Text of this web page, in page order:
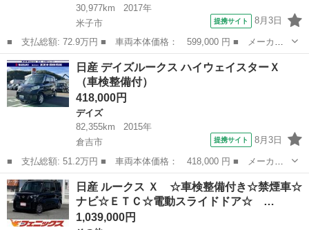
30,977km
2017年
米子市
提携サイト 8月3日
■ 支払総額: 72.9万円 ■ 車両本体価格： 599,000 円 ■ メーカー
名： 日産 ■ 車種名： ノート ■ グレード名： ｅ－パワーＸ
☆☆エマージェンシーブレーキ☆メモリーナビ☆ エマージェンシー
ブレーキ☆メ...
鳥取 米子市 ノート
日産 デイズルークス ハイウェイスターＸ
（車検整備付）
418,000円
デイズ
82,355km
2015年
倉吉市
提携サイト 8月3日
■ 支払総額: 51.2万円 ■ 車両本体価格： 418,000 円 ■ メーカー
名： 日産 ■ 車種名： デイズルークス ■ グレード名： ハイウ
ェイスターＸ ■ 排気量： 660cc ■ ドア枚数： 5D ■ ミッショ...
鳥取 倉吉市 デイズ
日産 ルークス Ｘ ☆車検整備付き☆禁煙車☆
ナビ☆ＥＴＣ☆電動スライドドア☆ …
1,039,000円